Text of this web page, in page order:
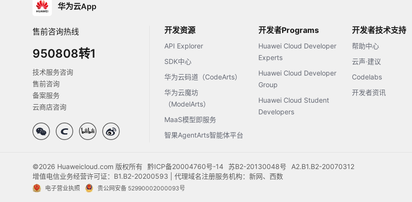
华为云App
售前咨询热线
950808转1
技术服务咨询
售前咨询
备案服务
云商店咨询
开发资源
API Explorer
SDK中心
华为云码道（CodeArts）
华为云魔坊
（ModelArts）
MaaS模型即服务
智果AgentArts智能体平台
开发者Programs
Huawei Cloud Developer
Experts
Huawei Cloud Developer
Group
Huawei Cloud Student
Developers
开发者技术支持
帮助中心
云声·建议
Codelabs
开发者资讯
©2026 Huaweicloud.com 版权所有 黔ICP备20004760号-14 苏B2-20130048号
A2.B1.B2-20070312
增值电信业务经营许可证：B1.B2-20200593 | 代理域名注册服务机构：新网、西数
电子营业执照 贵公网安备 52990002000093号